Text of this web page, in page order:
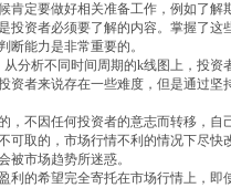
肯定要做好相关准备工作，例如了解
资者必须要了解的内容。掌握了这
能力是非常重要的。
分析不同时间周期的k线图上，投资
资者来说存在一些难度，但是通过坚
，不因任何投资者的意志而转移，自
可取的，市场行情不利的情况下尽快
市场趋势所迷惑。
利的希望完全寄托在市场行情上，即